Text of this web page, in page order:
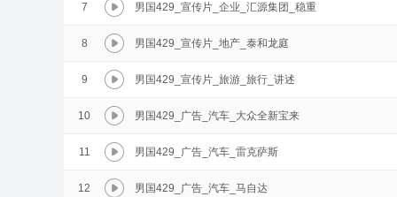
7 男国429_宣传片_企业_汇源集团_稳重
8 男国429_宣传片_地产_泰和龙庭
9 男国429_宣传片_旅游_旅行_讲述
10 男国429_广告_汽车_大众全新宝来
11 男国429_广告_汽车_雷克萨斯
12 男国429_广告_汽车_马自达